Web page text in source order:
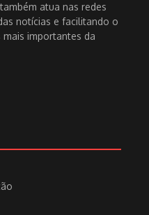
atua nas redes
notícias e facilitando o
importantes da